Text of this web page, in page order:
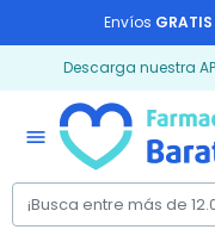
Envíos GRATIS
Descarga nuestra
menu